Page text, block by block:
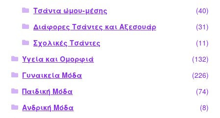
Τσάντα ώμου-μέσης
(40)
Διάφορες Τσάντες και Αξεσουάρ
(31)
Σχολικές Τσάντες
(11)
Υγεία και Ομορφιά
(132)
Γυναικεία Μόδα
(226)
Παιδική Μόδα
(74)
Ανδρική Μόδα
(8)